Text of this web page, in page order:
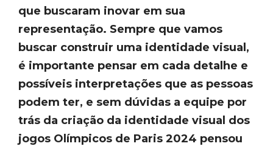
que buscaram inovar em sua
representação. Sempre que vamos
buscar construir uma identidade visual,
é importante pensar em cada detalhe e
possíveis interpretações que as pessoas
podem ter, e sem dúvidas a equipe por
trás da criação da identidade visual dos
jogos Olímpicos de Paris 2024 pensou